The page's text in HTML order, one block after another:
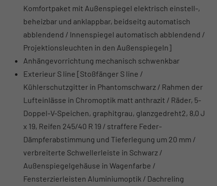
Komfortpaket mit Außenspiegel elektrisch einstell-,
beheizbar und anklappbar, beidseitg automatisch
abblendend / Innenspiegel automatisch abblendend /
Projektionsleuchten in den Außenspiegeln]
Anhängevorrichtung mechanisch schwenkbar
Exterieur S line [Stoßfänger S line /
Kühlerschutzgitter in Phantomschwarz / Rahmen der
Lufteinlässe in Chromoptik matt anthrazit / Räder, 5-
Doppel-V-Speichen, graphitgrau, glanzgedreht2, 8,0 J
x 19, Reifen 245/40 R 19 / straffere Feder-
Dämpferabstimmung und Tieferlegung um 20 mm /
verbreiterte Schwellerleiste in Schwarz /
Außenspiegelgehäuse in Wagenfarbe /
Fensterzierleisten Aluminiumoptik / Dachreling